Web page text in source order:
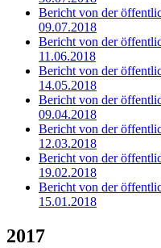
Bericht von der
09.07.2018
Bericht von der
11.06.2018
Bericht von der
14.05.2018
Bericht von der
09.04.2018
Bericht von der
12.03.2018
Bericht von der
19.02.2018
Bericht von der
15.01.2018
2017